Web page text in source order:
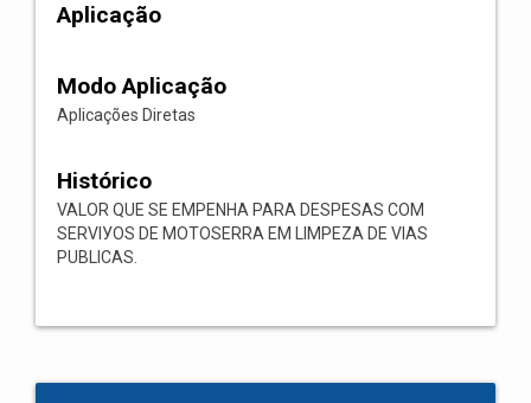
Aplicação
Modo Aplicação
Aplicações Diretas
Histórico
VALOR QUE SE EMPENHA PARA DESPESAS COM
SERVIУOS DE MOTOSERRA EM LIMPEZA DE VIAS
PUBLICAS.